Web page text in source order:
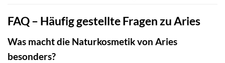
FAQ – Häufig gestellte Fragen zu Aries
Was macht die Naturkosmetik von Aries
besonders?